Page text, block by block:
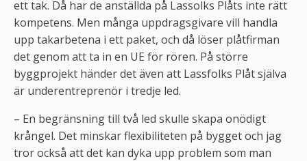
ett tak. Då har de anställda på Lassolks Plåts inte rätt
kompetens. Men många uppdragsgivare vill handla
upp takarbetena i ett paket, och då löser plåtfirman
det genom att ta in en UE för rören. På större
byggprojekt händer det även att Lassfolks Plåt själva
är underentreprenör i tredje led.
– En begränsning till två led skulle skapa onödigt
krångel. Det minskar flexibiliteten på bygget och jag
tror också att det kan dyka upp problem som man